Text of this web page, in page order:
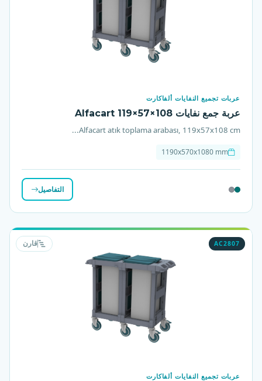
عربات تجميع النفايات ألفاكارت
عربة جمع نفايات Alfacart 119×57×108
Alfacart atık toplama arabası, 119x57x108 cm...
1190x570x1080 mm
التفاصيل
AC2807 قارن
عربات تجميع النفايات ألفاكارت